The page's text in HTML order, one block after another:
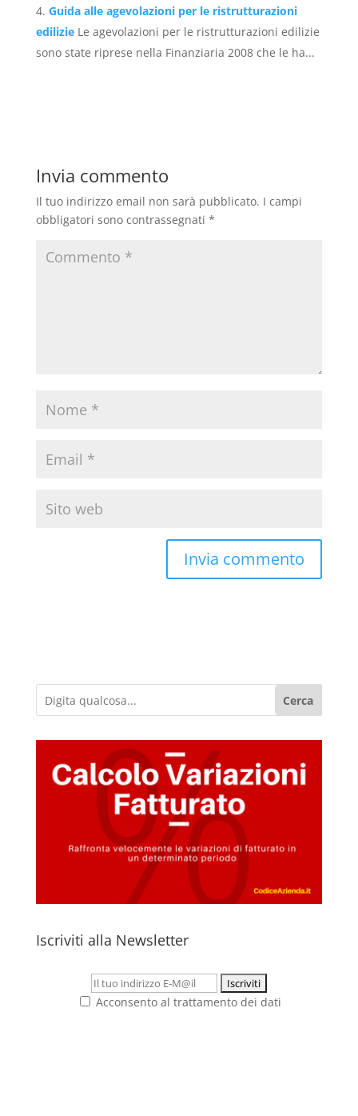
Guida alle agevolazioni per le ristrutturazioni
edilizie Le agevolazioni per le ristrutturazioni edilizie
sono state riprese nella Finanziaria 2008 che le ha...
Invia commento
Il tuo indirizzo email non sarà pubblicato. I campi
obbligatori sono contrassegnati *
Cerca
Iscriviti alla Newsletter
Acconsento al trattamento dei dati